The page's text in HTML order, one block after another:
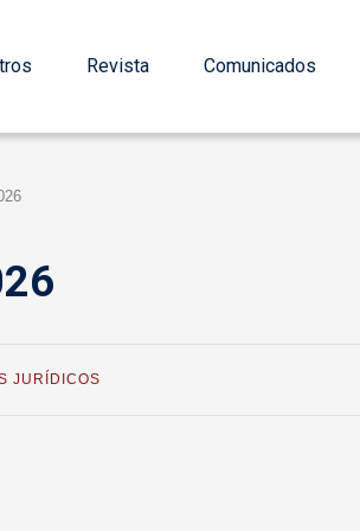
Revista Comunicados
JURÍDICOS